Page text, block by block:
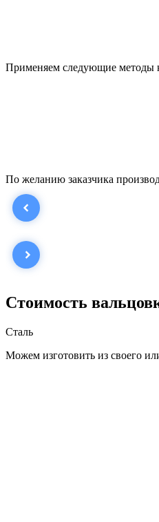
Применяем следующие методы
По желанию заказчика
Стоимость
Сталь
Можем изготовить из своего